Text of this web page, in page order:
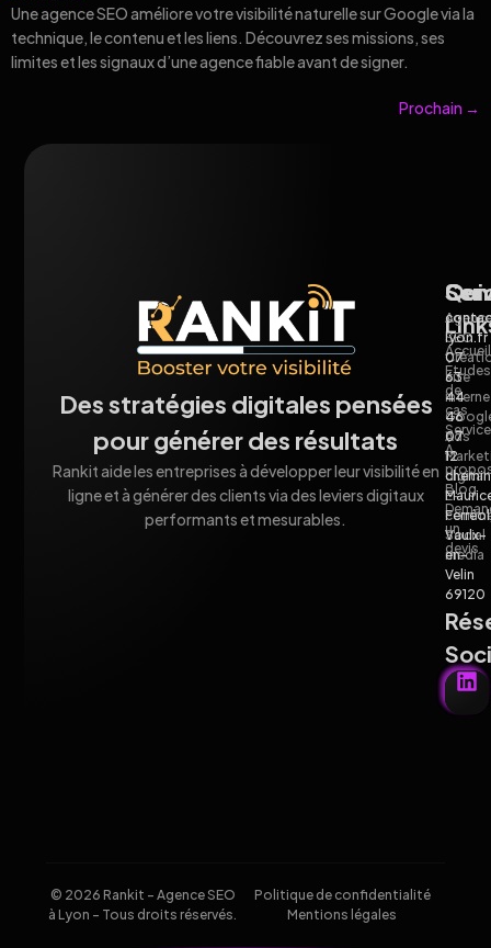
Une agence SEO améliore votre visibilité naturelle sur Google via la
technique, le contenu et les liens. Découvrez ses missions, ses
limites et les signaux d’une agence fiable avant de signer.
Prochain →
Des stratégies digitales pensées
pour générer des résultats
Rankit aide les entreprises à développer leur visibilité en
ligne et à générer des clients via des leviers digitaux
performants et mesurables.
Accueil
Études
de
cas
À
Blog
un
devis
SEO
site
Ads
digital
E-
Social
media
lyon.fr
07
63
44
46
07
12
chemin
Vaulx-
en-
Velin
69120
© 2026 Rankit - Agence SEO
à Lyon - Tous droits réservés.
Politique de confidentialité
Mentions légales